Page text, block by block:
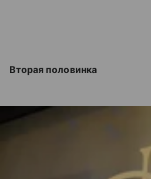
Вторая половинка